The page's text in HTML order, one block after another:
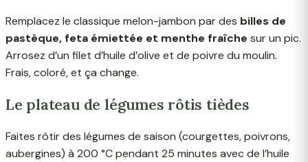
Remplacez le classique melon-jambon par des billes de
pastèque, feta émiettée et menthe fraîche sur un pic.
Arrosez d’un filet d’huile d’olive et de poivre du moulin.
Frais, coloré, et ça change.
Le plateau de légumes rôtis tièdes
Faites rôtir des légumes de saison (courgettes, poivrons,
aubergines) à 200 °C pendant 25 minutes avec de l’huile